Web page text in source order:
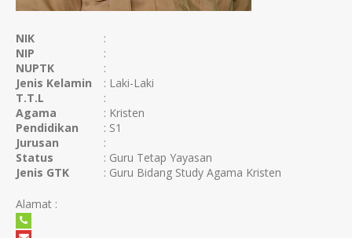
NIK
:
NIP
:
NUPTK
:
Jenis Kelamin
: Laki-Laki
T.T.L
:
Agama
: Kristen
Pendidikan
: S1
Jurusan
:
Status
: Guru Tetap Yayasan
Jenis GTK
: Guru Bidang Study Agama Kristen
Alamat :